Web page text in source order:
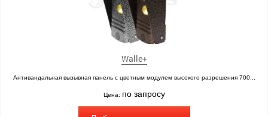
Walle+
Антивандальная вызывная панель с цветным модулем высокого разрешения 700...
Цена: по запросу